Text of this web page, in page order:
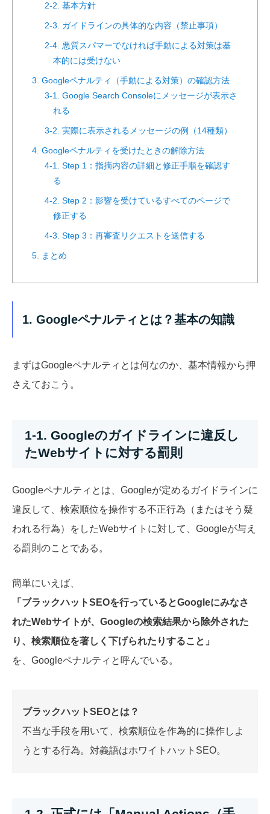
2-2. 基本方針
2-3. ガイドラインの具体的な内容（禁止事項）
2-4. 悪質スパマーでなければ手動による対策は基
本的には受けない
3. Googleペナルティ（手動による対策）の確認方法
3-1. Google Search Consoleにメッセージが表示さ
れる
3-2. 実際に表示されるメッセージの例（14種類）
4. Googleペナルティを受けたときの解除方法
4-1. Step 1：指摘内容の詳細と修正手順を確認す
る
4-2. Step 2：影響を受けているすべてのページで
修正する
4-3. Step 3：再審査リクエストを送信する
5. まとめ
1. Googleペナルティとは？基本の知識
まずはGoogleペナルティとは何なのか、基本情報から押
さえておこう。
1-1. Googleのガイドラインに違反し
たWebサイトに対する罰則
Googleペナルティとは、Googleが定めるガイドラインに
違反して、検索順位を操作する不正行為（またはそう疑
われる行為）をしたWebサイトに対して、Googleが与え
る罰則のことである。
簡単にいえば、
「ブラックハットSEOを行っているとGoogleにみなさ
れたWebサイトが、Googleの検索結果から除外された
り、検索順位を著しく下げられたりすること」
を、Googleペナルティと呼んでいる。
ブラックハットSEOとは？
不当な手段を用いて、検索順位を作為的に操作しよ
うとする行為。対義語はホワイトハットSEO。